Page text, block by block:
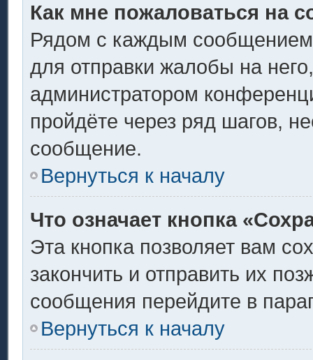
Как мне пожаловаться на
Рядом с каждым сообщением
для отправки жалобы на
администратором
пройдёте через ряд шагов,
сообщение.
Вернуться к началу
Что означает кнопка
Эта кнопка позволяет вам
закончить и отправить их
сообщения перейдите в
Вернуться к началу